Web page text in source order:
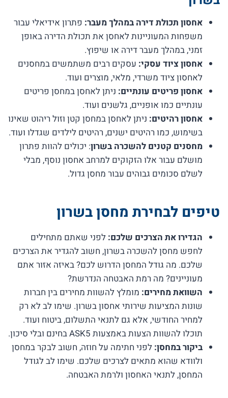
אחסון תכולת דירה במהלך מעבר: פתרון אידיאלי עבור
משפחות המעוניינות לאחסן את תכולת הדירה באופן
זמני, במהלך מעבר דירה או שיפוץ.
אחסון ציוד עסקי: עסקים רבים משתמשים במחסנים
לאחסון ציוד משרדי, מלאי, מוצרים ועוד.
אחסון פריטים עונתיים: ניתן לאחסן במחסן פריטים
עונתיים כמו אופניים, גלשנים ועוד.
אחסון רהיטים: ניתן לאחסן במחסן קטן וזול ריהוט שאינו
בשימוש, כמו רהיטים ישנים, רהיטים לילדים שגדלו ועוד.
מחסנים קטנים להשכרה בשרון: יכולים להוות פתרון
מושלם עבור אלו הזקוקים למרחב אחסון נוסף, מבלי
לשלם סכומים גבוהים עבור מחסן גדול.
טיפים לבחירת מחסן בשרון
הגדירו את הצרכים שלכם: לפני שאתם מתחילים
לחפש מחסן להשכרה בשרון, חשוב להגדיר את הצרכים
שלכם. מה גודל המחסן הדרוש לכם? באיזה אזור אתם
מעוניינים? מה רמת האבטחה הנדרשת?
השוואת מחירים: מומלץ להשוות מחירים בין חברות
שונות המציעות שירותי אחסון בשרון. שימו לב לא רק
למחיר החודשי, אלא גם לתנאי התשלום, ביטוח ועוד.
תוכלו להשוות הצעות באמצעות ASK5 בחינם ובלי סיכון.
ביקור במחסן: לפני חתימה על חוזה, חשוב לבקר במחסן
ולוודא שהוא מתאים לצרכים שלכם. שימו לב לגודל
המחסן, לתנאי האחסון ולרמת האבטחה.